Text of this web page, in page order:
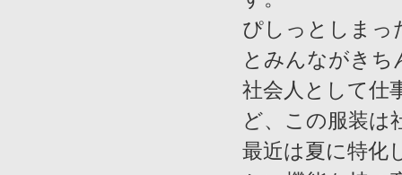
ぴしっとしまっ
とみんながきち
社会人として仕
ど、この服装は
最近は夏に特化